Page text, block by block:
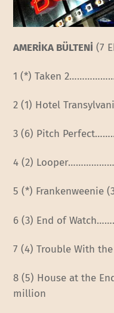
AMERİKA BÜLTENİ (7
1 (*) Taken
2 (1) Hotel
3 (6) Pitch
4 (2)
5 (*) Frankenweenie
6 (3) End of
7 (4) Trouble With
8 (5) House at the
million